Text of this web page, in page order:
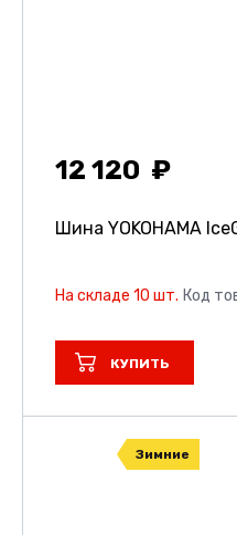
12 120
Шина YOKOHAMA
На складе 10 шт. Код
КУПИТЬ
Зимние